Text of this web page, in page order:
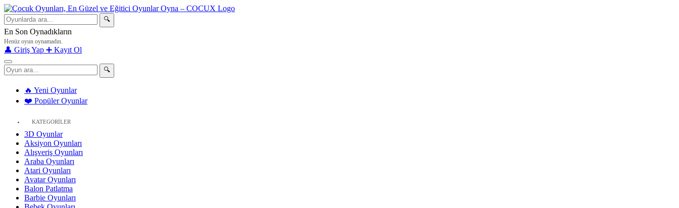
🔍
En Son Oynadıkların
Henüz oyun oynamadın.
👤 Giriş Yap ➕ Kayıt Ol
🔍
🔥 Yeni Oyunlar
❤️ Popüler Oyunlar
KATEGORİLER
3D Oyunlar
Aksiyon Oyunları
Alışveriş Oyunları
Araba Oyunları
Atari Oyunları
Avatar Oyunları
Balon Patlatma
Barbie Oyunları